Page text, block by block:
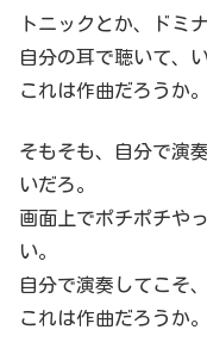
トニックとか、ドミ
自分の耳で聴いて、
これは作曲だろうか。
そもそも、自分で演
いだろ。
画面上でポチポチや
い。
自分で演奏してこそ
これは作曲だろうか。